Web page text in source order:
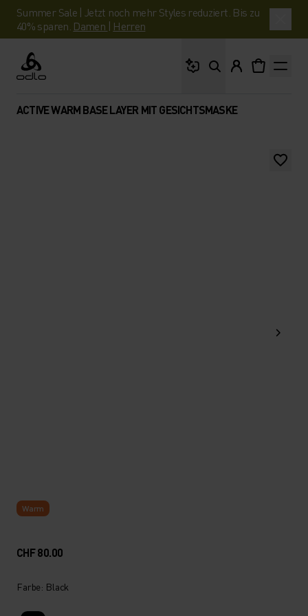
Summer Sale | Jetzt noch mehr Styles reduziert. Bis zu
40% sparen. Damen | Herren
Odlo
ACTIVE WARM BASE LAYER MIT GESICHTSMASKE
Warm
CHF 80.00
Farbe: Black